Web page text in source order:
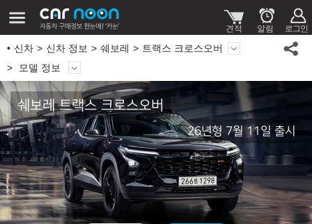
신차 신차 정보 쉐보레
트랙스 크로스오버
모델 정보
쉐보레 트랙스 크로스오버
26년형 7월 11일 출시